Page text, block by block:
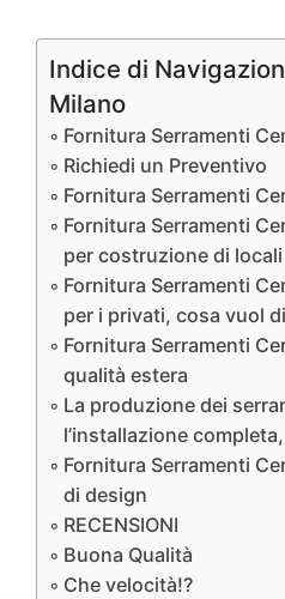
Indice di
Milano
Fornitura Serramenti
Richiedi un Preventivo
Fornitura Serramenti
Fornitura Serramenti
per costruzione di
Fornitura Serramenti
per i privati, cosa vuol
Fornitura Serramenti
qualità estera
La produzione dei
l’installazione
Fornitura Serramenti
di design
RECENSIONI
Buona Qualità
Che velocità!?